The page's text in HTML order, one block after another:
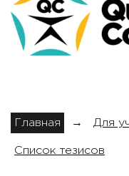
Главная → Для
Список тезисов